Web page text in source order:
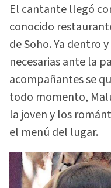
El cantante llegó
conocido
de Soho. Ya dentro
necesarias ante la
acompañantes se
todo momento,
la joven y los
el menú del lugar.